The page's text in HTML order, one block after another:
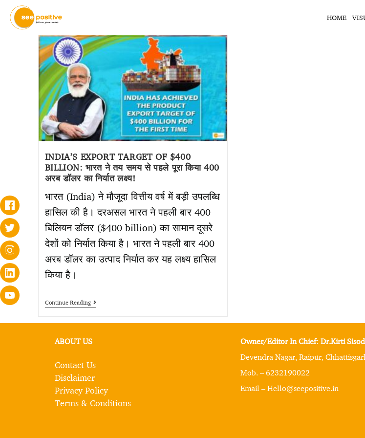
HOME
INDIA’S EXPORT TARGET OF $400
BILLION: भारत ने तय समय से पहले पूरा किया 400
अरब डॉलर का निर्यात लक्ष्य!
भारत (India) ने मौजूदा वित्तीय वर्ष में बड़ी उपलब्धि
हासिल की है। दरअसल भारत ने पहली बार 400
बिलियन डॉलर ($400 billion) का सामान दूसरे
देशों को निर्यात किया है। भारत ने पहली बार 400
अरब डॉलर का उत्पाद निर्यात कर यह लक्ष्य हासिल
किया है।
Continue Reading
ABOUT US
Contact Us
Disclaimer
Privacy Policy
Terms & Conditions
Owner/Editor In Chief: Dr.Kirti
Devendra Nagar, Raipur,
Mob. – 6232190022
Email – Hello@seepositive.in